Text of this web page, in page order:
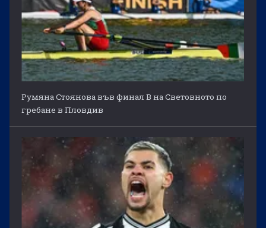
Румяна Стоянова във финал B на Световното по
гребане в Пловдив